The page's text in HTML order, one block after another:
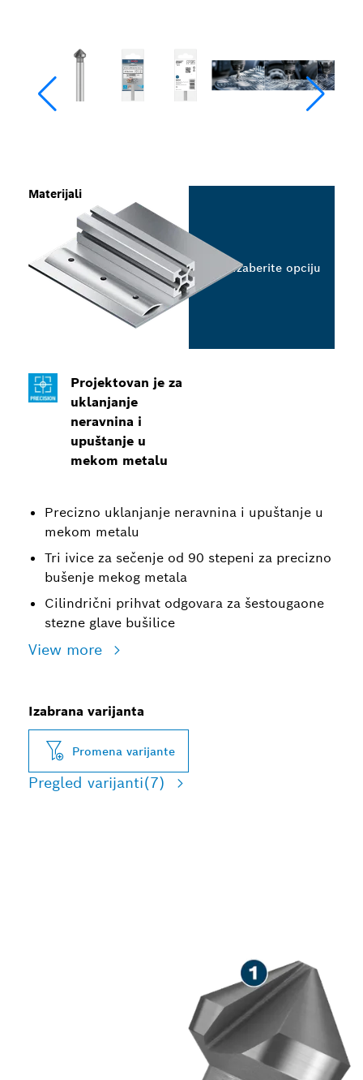
Projektovan je za
uklanjanje
neravnina i
upuštanje u
mekom metalu
Precizno uklanjanje neravnina i upuštanje u
mekom metalu
Tri ivice za sečenje od 90 stepeni za precizno
bušenje mekog metala
Cilindrični prihvat odgovara za šestougaone
stezne glave bušilice
View more
Materijali
Izaberite opciju
Izabrana varijanta
Promena varijante
Pregled varijanti(7)